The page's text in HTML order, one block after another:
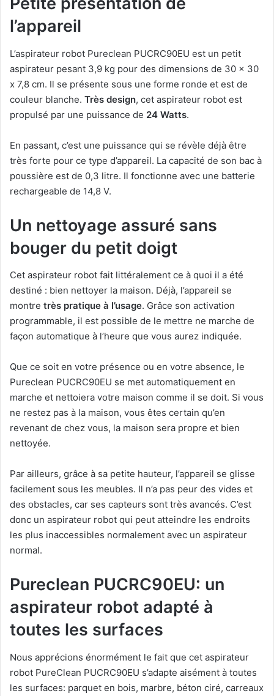
l’appareil
L’aspirateur robot Pureclean PUCRC90EU est un petit
aspirateur pesant 3,9 kg pour des dimensions de 30 x 30
x 7,8 cm. Il se présente sous une forme ronde et est de
couleur blanche. Très design, cet aspirateur robot est
propulsé par une puissance de 24 Watts.
En passant, c’est une puissance qui se révèle déjà être
très forte pour ce type d’appareil. La capacité de son bac à
poussière est de 0,3 litre. Il fonctionne avec une batterie
rechargeable de 14,8 V.
Un nettoyage assuré sans
bouger du petit doigt
Cet aspirateur robot fait littéralement ce à quoi il a été
destiné : bien nettoyer la maison. Déjà, l’appareil se
montre très pratique à l’usage. Grâce son activation
programmable, il est possible de le mettre ne marche de
façon automatique à l’heure que vous aurez indiquée.
Que ce soit en votre présence ou en votre absence, le
Pureclean PUCRC90EU se met automatiquement en
marche et nettoiera votre maison comme il se doit. Si vous
ne restez pas à la maison, vous êtes certain qu’en
revenant de chez vous, la maison sera propre et bien
nettoyée.
Par ailleurs, grâce à sa petite hauteur, l’appareil se glisse
facilement sous les meubles. Il n’a pas peur des vides et
des obstacles, car ses capteurs sont très avancés. C’est
donc un aspirateur robot qui peut atteindre les endroits
les plus inaccessibles normalement avec un aspirateur
normal.
Pureclean PUCRC90EU: un
aspirateur robot adapté à
toutes les surfaces
Nous apprécions énormément le fait que cet aspirateur
robot PureClean PUCRC90EU s’adapte aisément à toutes
les surfaces: parquet en bois, marbre, béton ciré, carreaux